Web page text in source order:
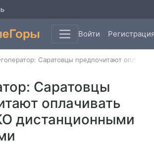
Войти
Саратовцы предпочитают
Саратовцы
оплачивать
дистанционными